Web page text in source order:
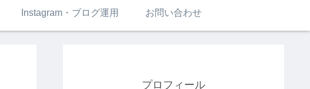
Instagram・ブログ運用 お問い合わせ
プロフィール